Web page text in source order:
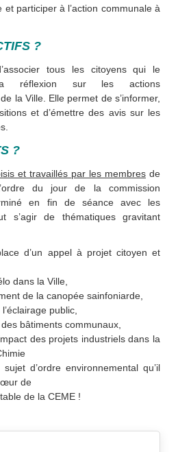
et participer à l’action communale à
?
tous les citoyens qui le
réflexion sur les actions
la Ville. Elle permet de s’informer,
et d’émettre des avis sur les
?
et travaillés par les membres de
du jour de la commission
en fin de séance avec les
s’agir de thématiques gravitant
d’un appel à projet citoyen et
dans la Ville,
de la canopée sainfoniarde,
public,
bâtiments communaux,
des projets industriels dans la
d’ordre environnemental qu’il
de
de la CEME !